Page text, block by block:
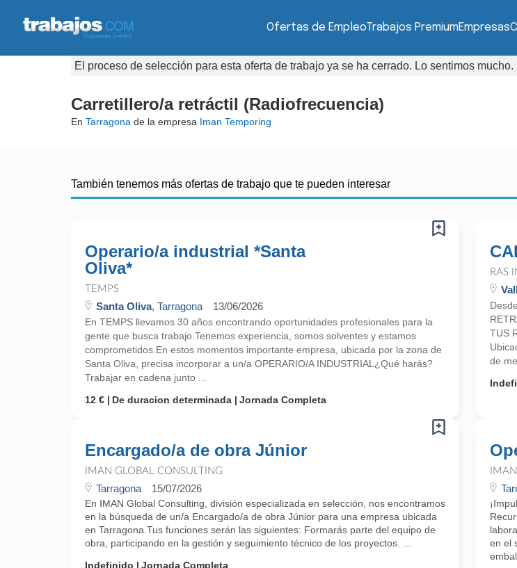
Ofertas de EmpleoTrabajos PremiumEmpresas
El proceso de selección para esta oferta de trabajo ya se ha cerrado. Lo sentimos mucho.
Carretillero/a retráctil (Radiofrecuencia)
En Tarragona de la empresa Iman Temporing
También tenemos más ofertas de trabajo que te pueden interesar
Operario/a industrial *Santa
Oliva*
TEMPS
Santa Oliva, Tarragona 13/06/2026
En TEMPS llevamos 30 años encontrando oportunidades profesionales para la
gente que busca trabajo.Tenemos experiencia, somos solventes y estamos
comprometidos.En estos momentos importante empresa, ubicada por la zona de
Santa Oliva, precisa incorporar a un/a OPERARIO/A INDUSTRIAL¿Qué harás?
Trabajar en cadena junto ...
12 €
De duracion determinada Jornada Completa
RAS
TUS
de
Encargado/a de obra Júnior
IMAN GLOBAL CONSULTING
Tarragona 15/07/2026
En IMAN Global Consulting, división especializada en selección, nos encontramos
en la búsqueda de un/a Encargado/a de obra Júnior para una empresa ubicada
en Tarragona.Tus funciones serán las siguientes: Formarás parte del equipo de
obra, participando en la gestión y seguimiento técnico de los proyectos. ...
Indefinido
Jornada Completa
en el